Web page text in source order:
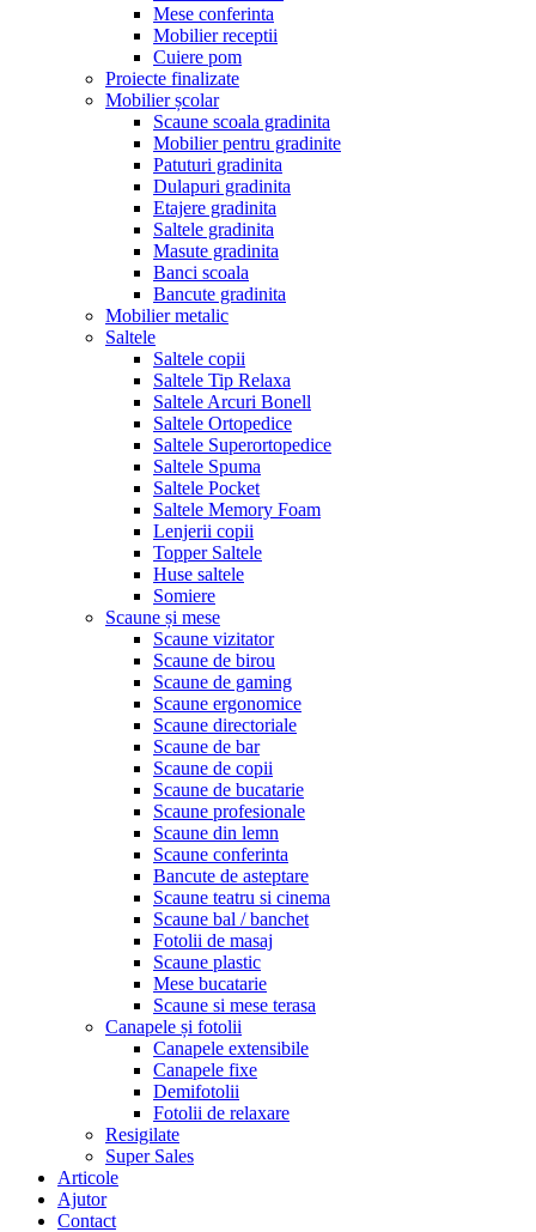
Mese conferinta
Mobilier receptii
Cuiere pom
Proiecte finalizate
Mobilier școlar
Scaune scoala gradinita
Mobilier pentru gradinite
Patuturi gradinita
Dulapuri gradinita
Etajere gradinita
Saltele gradinita
Masute gradinita
Banci scoala
Bancute gradinita
Mobilier metalic
Saltele
Saltele copii
Saltele Tip Relaxa
Saltele Arcuri Bonell
Saltele Ortopedice
Saltele Superortopedice
Saltele Spuma
Saltele Pocket
Saltele Memory Foam
Lenjerii copii
Topper Saltele
Huse saltele
Somiere
Scaune și mese
Scaune vizitator
Scaune de birou
Scaune de gaming
Scaune ergonomice
Scaune directoriale
Scaune de bar
Scaune de copii
Scaune de bucatarie
Scaune profesionale
Scaune din lemn
Scaune conferinta
Bancute de asteptare
Scaune teatru si cinema
Scaune bal / banchet
Fotolii de masaj
Scaune plastic
Mese bucatarie
Scaune si mese terasa
Canapele și fotolii
Canapele extensibile
Canapele fixe
Demifotolii
Fotolii de relaxare
Resigilate
Super Sales
Articole
Ajutor
Contact